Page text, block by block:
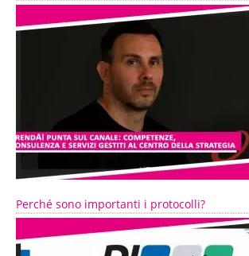
Perché sono importanti i protocolli?